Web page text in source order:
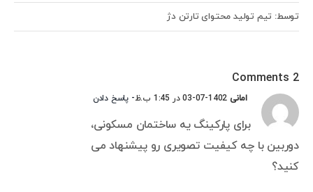
توسط: تیم تولید محتوای تارتن دژ
2 Comments
امانی - پاسخ دادن
برای پارکینگ یه ساختمان مسکونی،
دوربین با چه کیفیت تصویری رو پیشنهاد می
کنید؟